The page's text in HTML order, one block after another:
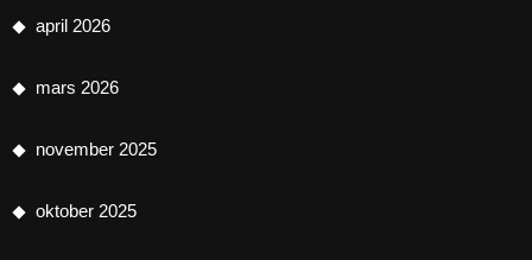
april 2026
mars 2026
november 2025
oktober 2025